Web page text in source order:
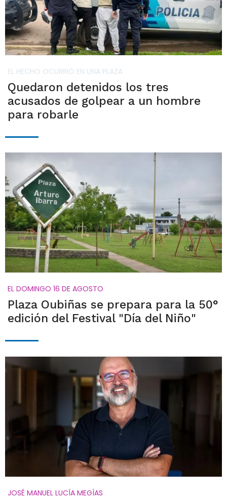
EL HECHO OCURRIÓ EN UNA PLAZA
Quedaron detenidos los tres
acusados de golpear a un hombre
para robarle
EL DOMINGO 16 DE AGOSTO
Plaza Oubiñas se prepara para la 50°
edición del Festival "Día del Niño"
JOSÉ MANUEL LUCÍA MEGÍAS